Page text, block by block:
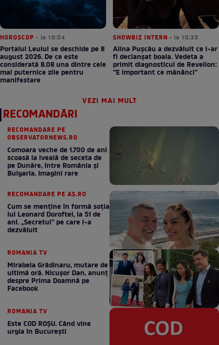
HOROSCOP • la 10:54
Portalul Leului se deschide pe 8
august 2026. De ce este
considerată 8.08 una dintre cele
mai puternice zile pentru
manifestare
SHOWBIZ INTERN • la 10:33
Alina Pușcău a dezvăluit ce i-ar
fi declanșat boala. Vedeta a
primit diagnosticul de Revelion:
”E important ce mănânci”
VEZI MAI MULT
RECOMANDĂRI
RECOMANDARE PE
OBSERVATORNEWS.RO
Comoara veche de 1.700 de ani
scoasă la iveală de seceta de
pe Dunăre, între România şi
Bulgaria. Imagini rare
RECOMANDARE PE AS.RO
Cum se menţine în formă soţia
lui Leonard Doroftei, la 51 de
ani. „Secretul” pe care l-a
dezvăluit
ROMANIA TV
Mirabela Grădinaru, mutare de
ultimă oră. Nicuşor Dan, anunţ
despre Prima Doamnă pe
Facebook
ROMANIA TV
Este COD ROŞU. Când vine
urgia în Bucureşti